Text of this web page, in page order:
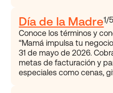
Día de la Madre1/
Conoce los términos y
“Mamá impulsa tu
31 de mayo de 2026.
metas de facturación y
especiales como cenas,